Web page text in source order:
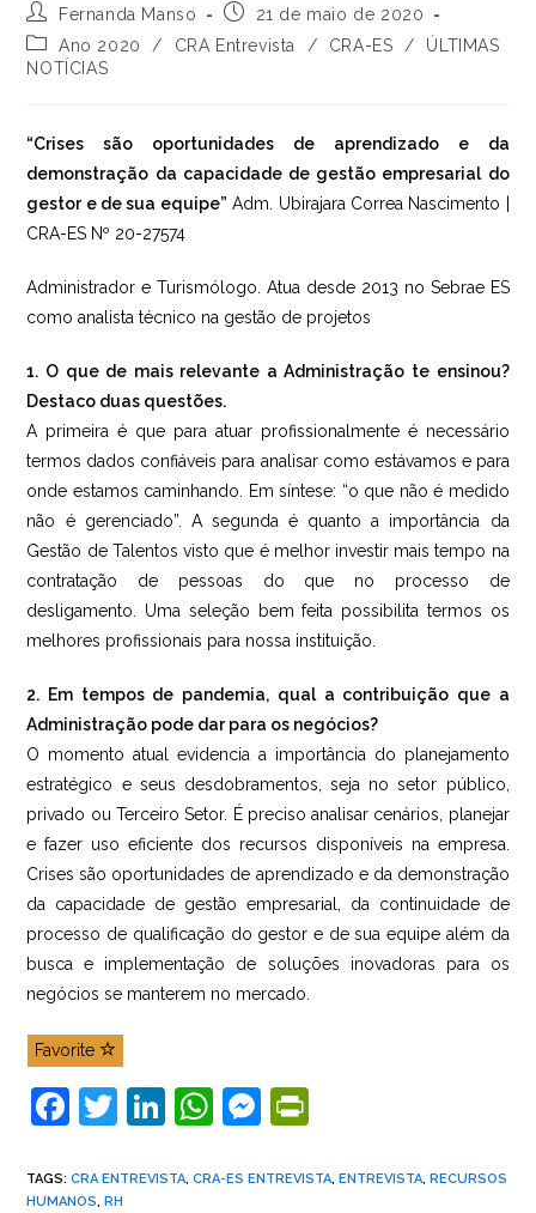
Autor
do
post:
Fernanda Manso
Post21 de maio de 2020
Categoria
do
Ano 2020 / CRA Entrevista / CRA-ES /
ÚLTIMAS
NOTÍCIAS
“Crises são oportunidades de aprendizado e da
demonstração da capacidade de gestão empresarial do
gestor e de sua equipe” Adm. Ubirajara Correa Nascimento |
CRA-ES Nº 20-27574
Administrador e Turismólogo. Atua desde 2013 no Sebrae ES
como analista técnico na gestão de projetos
1. O que de mais relevante a Administração te ensinou?
Destaco duas questões.
A primeira é que para atuar profissionalmente é necessário
termos dados confiáveis para analisar como estávamos e para
onde estamos caminhando. Em síntese: “o que não é medido
não é gerenciado”. A segunda é quanto a importância da
Gestão de Talentos visto que é melhor investir mais tempo na
contratação de pessoas do que no processo de
desligamento. Uma seleção bem feita possibilita termos os
melhores profissionais para nossa instituição.
2. Em tempos de pandemia, qual a contribuição que a
Administração pode dar para os negócios?
O momento atual evidencia a importância do planejamento
estratégico e seus desdobramentos, seja no setor público,
privado ou Terceiro Setor. É preciso analisar cenários, planejar
e fazer uso eficiente dos recursos disponíveis na empresa.
Crises são oportunidades de aprendizado e da demonstração
da capacidade de gestão empresarial, da continuidade de
processo de qualificação do gestor e de sua equipe além da
busca e implementação de soluções inovadoras para os
negócios se manterem no mercado.
Favorite
F
c
T
itt
Li
k
W
at
M
ss tF
TAGS:CRA ENTREVISTA, CRA-ES ENTREVISTA, ENTREVISTA, RECURSOS
HUMANOS, RH